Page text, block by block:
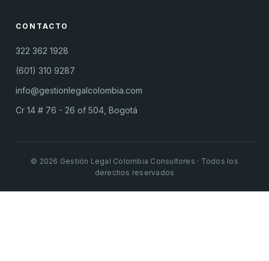
CONTACTO
322 362 1928
(601) 310 9287
info@gestionlegalcolombia.com
Cr 14 # 76 - 26 of 504, Bogotá
© 2026 Gestión Legal Colombia Consultores · Todos los
derechos reservados